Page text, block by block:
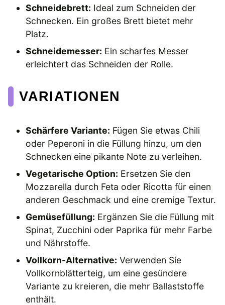
Schneidebrett: Ideal zum Schneiden der
Schnecken. Ein großes Brett bietet mehr
Platz.
Schneidemesser: Ein scharfes Messer
erleichtert das Schneiden der Rolle.
VARIATIONEN
Schärfere Variante: Fügen Sie etwas Chili
oder Peperoni in die Füllung hinzu, um den
Schnecken eine pikante Note zu verleihen.
Vegetarische Option: Ersetzen Sie den
Mozzarella durch Feta oder Ricotta für einen
anderen Geschmack und eine cremige Textur.
Gemüsefüllung: Ergänzen Sie die Füllung mit
Spinat, Zucchini oder Paprika für mehr Farbe
und Nährstoffe.
Vollkorn-Alternative: Verwenden Sie
Vollkornblätterteig, um eine gesündere
Variante zu kreieren, die mehr Ballaststoffe
enthält.